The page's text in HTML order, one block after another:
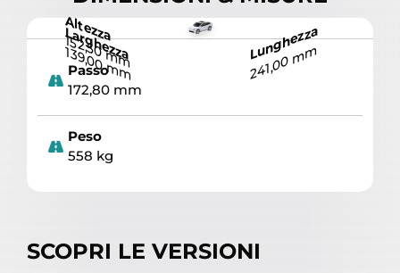
Altezza
152,50 mm
Larghezza
139,00 mm
Lunghezza
241,00 mm
Passo
172,80 mm
Peso
558 kg
SCOPRI LE VERSIONI